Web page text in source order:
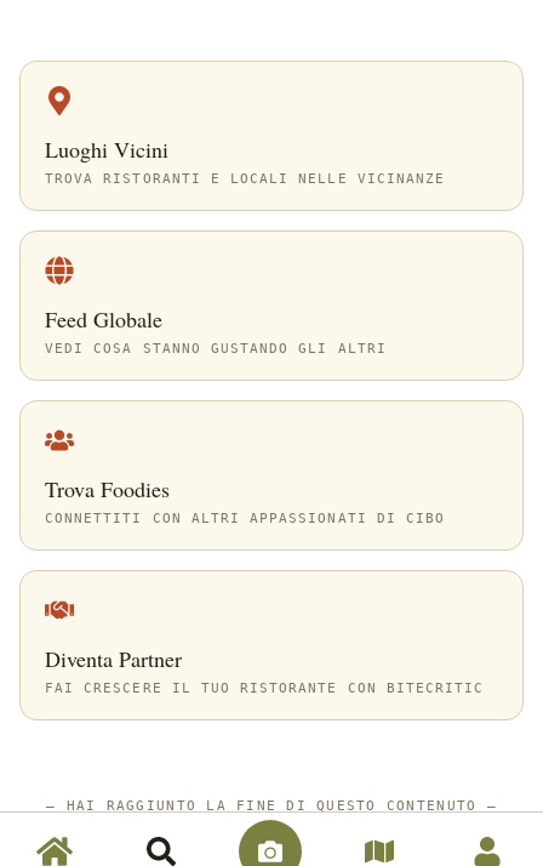
Luoghi Vicini
TROVA RISTORANTI E LOCALI NELLE VICINANZE
Feed Globale
VEDI COSA STANNO GUSTANDO GLI ALTRI
Trova Foodies
CONNETTITI CON ALTRI APPASSIONATI DI CIBO
Diventa Partner
FAI CRESCERE IL TUO RISTORANTE CON BITECRITIC
— HAI RAGGIUNTO LA FINE DI QUESTO CONTENUTO —